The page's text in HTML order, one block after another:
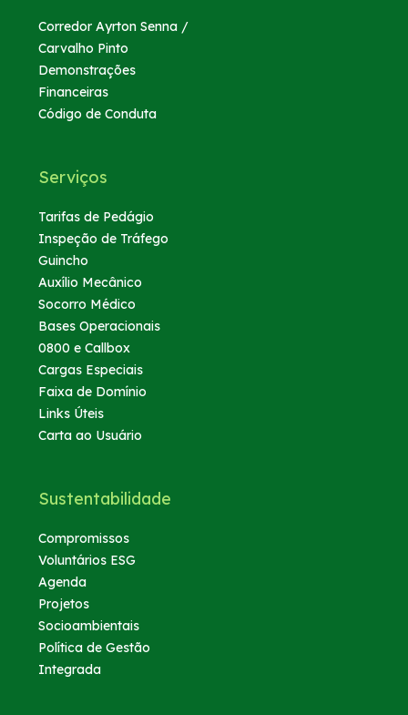
Corredor Ayrton Senna /
Carvalho Pinto
Demonstrações
Financeiras
Código de Conduta
Serviços
Tarifas de Pedágio
Inspeção de Tráfego
Guincho
Auxílio Mecânico
Socorro Médico
Bases Operacionais
0800 e Callbox
Cargas Especiais
Faixa de Domínio
Links Úteis
Carta ao Usuário
Sustentabilidade
Compromissos
Voluntários ESG
Agenda
Projetos
Socioambientais
Política de Gestão
Integrada